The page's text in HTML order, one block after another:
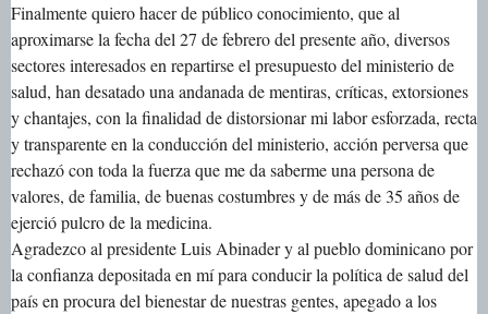
Finalmente quiero hacer de público conocimiento, que al
aproximarse la fecha del 27 de febrero del presente año, diversos
sectores interesados en repartirse el presupuesto del ministerio de
salud, han desatado una andanada de mentiras, críticas, extorsiones
y chantajes, con la finalidad de distorsionar mi labor esforzada, recta
y transparente en la conducción del ministerio, acción perversa que
rechazó con toda la fuerza que me da saberme una persona de
valores, de familia, de buenas costumbres y de más de 35 años de
ejerció pulcro de la medicina.
Agradezco al presidente Luis Abinader y al pueblo dominicano por
la confianza depositada en mí para conducir la política de salud del
país en procura del bienestar de nuestras gentes, apegado a los